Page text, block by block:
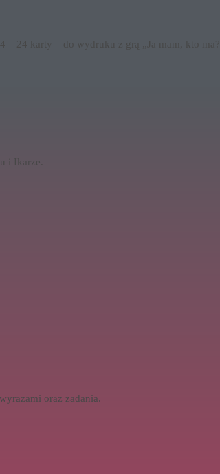
24 karty – do wydruku z grą „Ja mam, kto ma?”
i Ikarze.
oraz zadania.